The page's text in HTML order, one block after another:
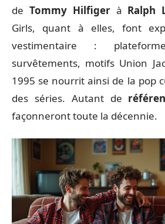
de Tommy Hilfigerà Ralph
Girls, quant à elles, font
vestimentaire :
survêtements, motifs Union
1995 se nourrit ainsi de la pop
des séries. Autant de
façonneront toute la décennie.